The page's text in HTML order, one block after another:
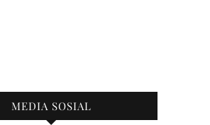
MEDIA SOSIAL